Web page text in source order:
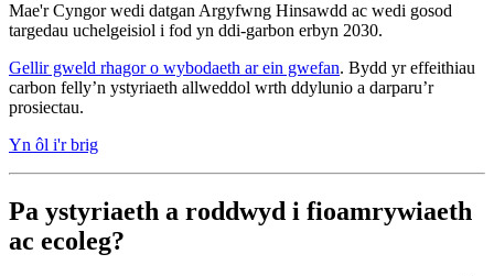
Mae'r Cyngor wedi datgan Argyfwng Hinsawdd ac wedi gosod
targedau uchelgeisiol i fod yn ddi-garbon erbyn 2030.
Gellir gweld rhagor o wybodaeth ar ein gwefan. Bydd yr effeithiau
carbon felly’n ystyriaeth allweddol wrth ddylunio a darparu’r
prosiectau.
Yn ôl i'r brig
Pa ystyriaeth a roddwyd i fioamrywiaeth
ac ecoleg?